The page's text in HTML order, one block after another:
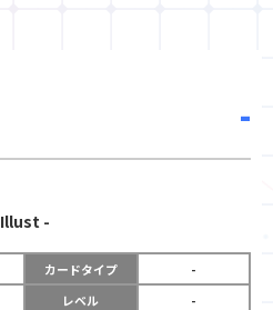
-
Illust -
カードタイプ
-
レベル
-